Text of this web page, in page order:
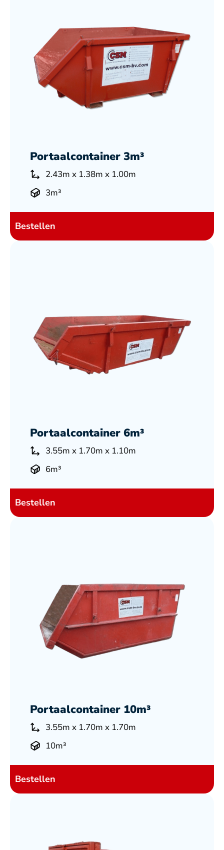
Portaalcontainer 3m³
2.43m x 1.38m x 1.00m
3m³
Bestellen
Portaalcontainer 6m³
3.55m x 1.70m x 1.10m
6m³
Bestellen
Portaalcontainer 10m³
3.55m x 1.70m x 1.70m
10m³
Bestellen